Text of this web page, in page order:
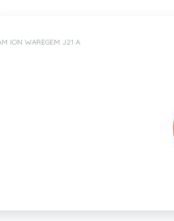
ION WAREGEM J21 A